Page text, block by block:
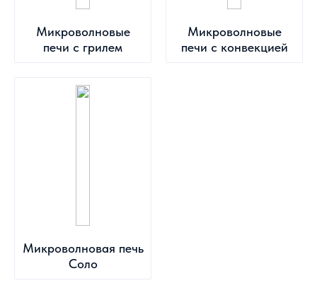
Микроволновые
печи с грилем
Микроволновые
печи с конвекцией
Микроволновая печь
Соло